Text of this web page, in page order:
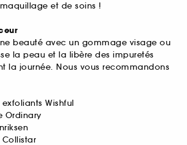
et de soins !
beauté avec un gommage visage ou
la peau et la libère des impuretés
la journée. Nous vous recommandons
Wishful
Ordinary